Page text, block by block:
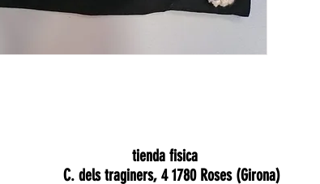
tienda fisica
C. dels traginers, 4 1780 Roses (Girona)